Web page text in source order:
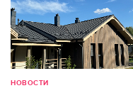
НОВОСТИ